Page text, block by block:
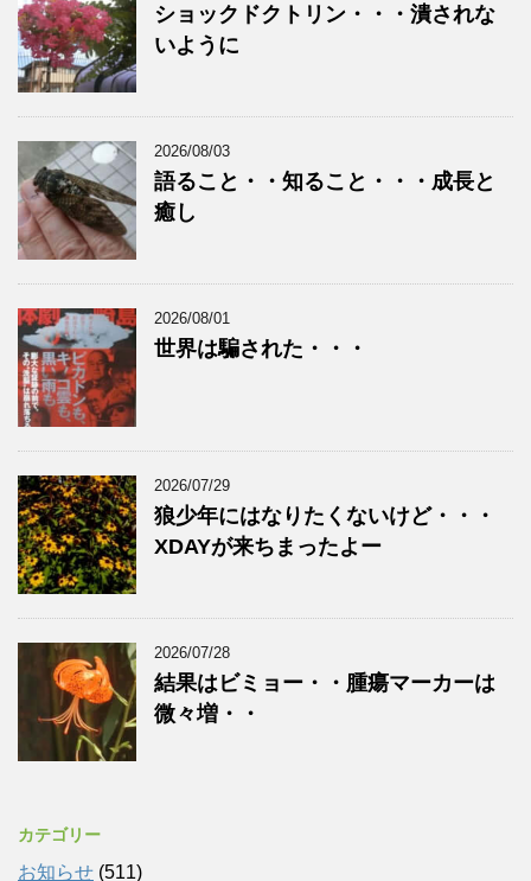
ショックドクトリン・・・潰されな
いように
2026/08/03
語ること・・知ること・・・成長と
癒し
2026/08/01
世界は騙された・・・
2026/07/29
狼少年にはなりたくないけど・・・
XDAYが来ちまったよー
2026/07/28
結果はビミョー・・腫瘍マーカーは
微々増・・
カテゴリー
お知らせ (511)